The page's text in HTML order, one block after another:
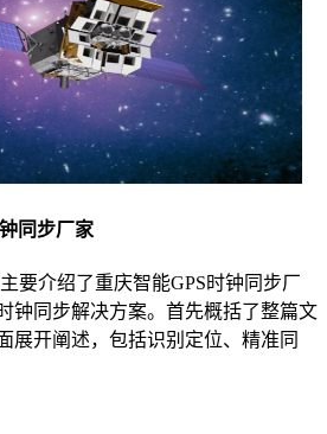
同步厂家
要介绍了重庆智能GPS时钟同步厂
钟同步解决方案。首先概括了整篇文
展开阐述，包括识别定位、精准同